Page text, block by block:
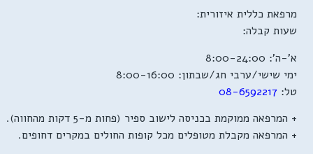
מרפאת כללית איזורית:
שעות קבלה:
א'-ה': 8:00-24:00
ימי שישי/ערבי חג/שבתון: 8:00-16:00
טל: 08-6592217
+ המרפאה ממוקמת בכניסה לישוב ספיר (פחות מ-5 דקות מהחווה).
+ המרפאה מקבלת מטופלים מכל קופות החולים במקרים דחופים.